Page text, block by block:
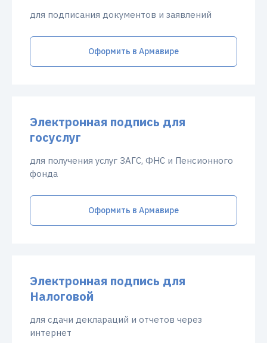
для подписания документов и заявлений
Оформить в Армавире
Электронная подпись для
госуслуг
для получения услуг ЗАГС, ФНС и Пенсионного
фонда
Оформить в Армавире
Электронная подпись для
Налоговой
для сдачи деклараций и отчетов через
интернет